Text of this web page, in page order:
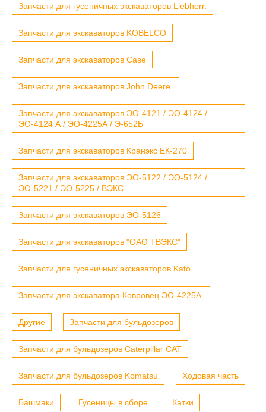
Запчасти для гусеничных экскаваторов Liebherr.
Запчасти для экскаваторов KOBELCO
Запчасти для экскаваторов Case
Запчасти для экскаваторов John Deere.
Запчасти для экскаваторов ЭО-4121 / ЭО-4124 /
ЭО-4124 А / ЭО-4225А / Э-652Б
Запчасти для экскаваторов Кранэкс ЕК-270
Запчасти для экскаваторов ЭО-5122 / ЭО-5124 /
ЭО-5221 / ЭО-5225 / ВЭКС
Запчасти для экскаваторов ЭО-5126
Запчасти для экскаваторов "ОАО ТВЭКС"
Запчасти для гусеничных экскаваторов Kato
Запчасти для экскаватора Ковровец ЭО-4225А.
Другие Запчасти для бульдозеров
Запчасти для бульдозеров Caterpillar CAT
Запчасти для бульдозеров Komatsu Ходовая часть
Башмаки Гусеницы в сборе Катки